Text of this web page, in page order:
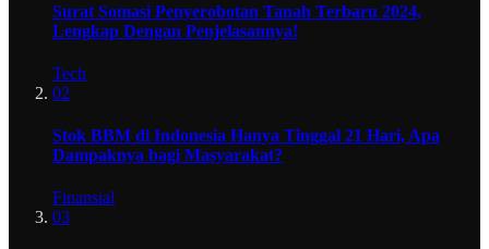
Surat Somasi Penyerobotan Tanah Terbaru 2024,
Lengkap Dengan Penjelasannya!
Tech
02
Stok BBM di Indonesia Hanya Tinggal 21 Hari, Apa
Dampaknya bagi Masyarakat?
Finansial
03